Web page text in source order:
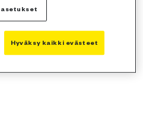
Hyväksy kaikki evästeet